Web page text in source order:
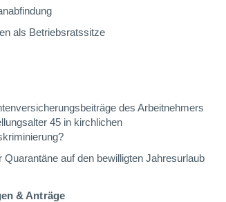
als Betriebsratssitze
des Arbeitnehmers
45 in kirchlichen
auf den bewilligten Jahresurlaub
& Anträge